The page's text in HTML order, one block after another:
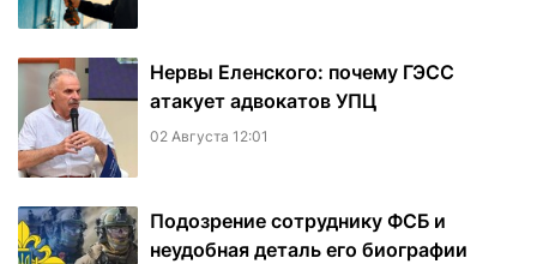
Нервы Еленского: почему ГЭСС
атакует адвокатов УПЦ
02 Августа 12:01
Подозрение сотруднику ФСБ и
неудобная деталь его биографии